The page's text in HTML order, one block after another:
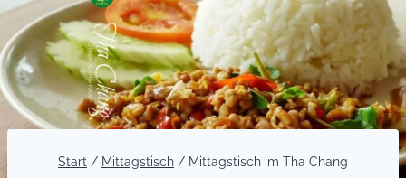
Start / Mittagstisch / Mittagstisch im Tha Chang